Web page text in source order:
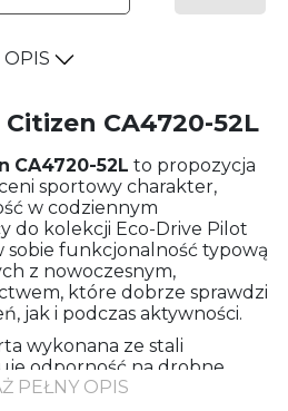
OPIS
CA4720-52L
CA4720-52L to propozycja
sportowy charakter,
w codziennym
do kolekcji Eco-Drive Pilot
sobie funkcjonalność typową
z nowoczesnym,
które dobrze sprawdzi
jak i podczas aktywności.
wykonana ze stali
odporność na drobne
męski wygląd.
PEŁNY OPIS